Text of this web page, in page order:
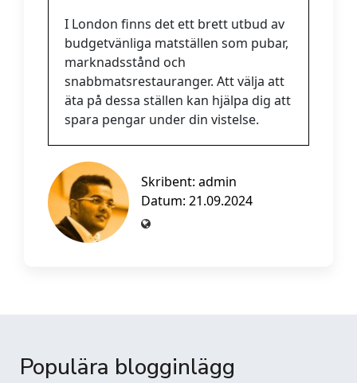
I London finns det ett brett utbud av
budgetvänliga matställen som pubar,
marknadsstånd och
snabbmatsrestauranger. Att välja att
äta på dessa ställen kan hjälpa dig att
spara pengar under din vistelse.
Skribent: admin
Datum: 21.09.2024
Populära blogginlägg